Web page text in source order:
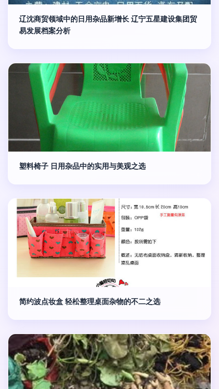
辽沈商贸领域中的日用杂品新增长 辽宁五星建设集团贸
易发展档案分析
塑料椅子 日用杂品中的实用与美观之选
简约波点妆盒 轻松整理桌面杂物的不二之选